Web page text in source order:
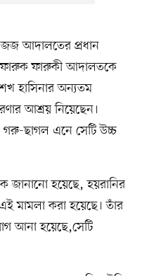
জজ আদালতের প্রধান
ফারুক ফারুকী আদালতকে
হাসিনার অন্যতম
আশ্রয় নিয়েছেন।
গরু-ছাগল এনে সেটি উচ্চ
হয়েছে, হয়রানির
মামলা করা হয়েছে। তাঁর
আনা হয়েছে,সেটি